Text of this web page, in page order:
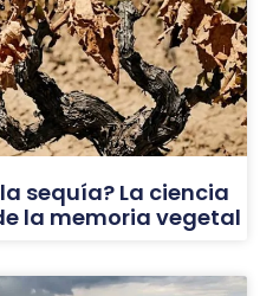
sequía? La ciencia
la memoria vegetal